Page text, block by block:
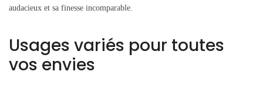
audacieux et sa finesse incomparable.
Usages variés pour toutes
vos envies